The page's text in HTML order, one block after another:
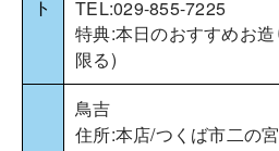
ト
TEL:029-855-7225
特典:本日のおすすめお
限る)
鳥吉
住所:本店/つくば市二の